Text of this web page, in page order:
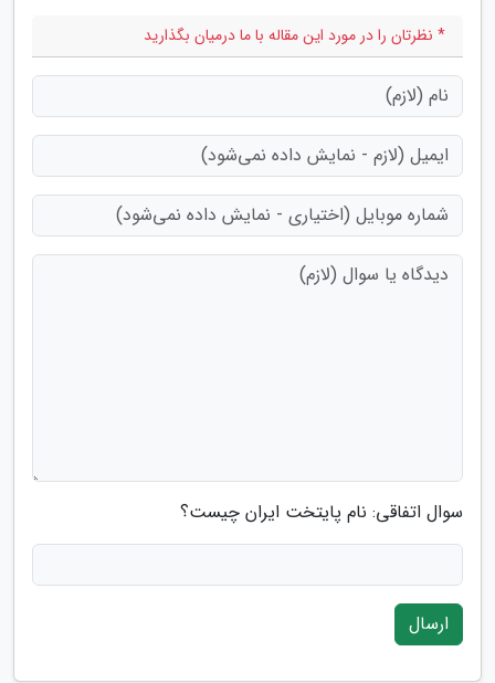
* نظرتان را در مورد این مقاله با ما درمیان بگذارید
سوال اتفاقی: نام پایتخت ایران چیست؟
ارسال